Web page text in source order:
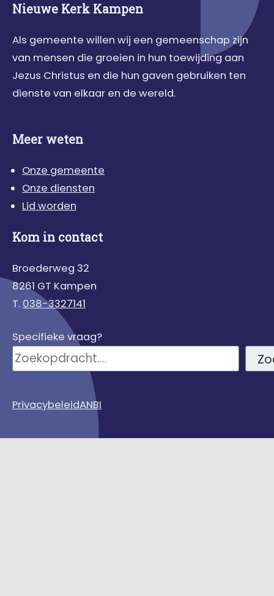
Nieuwe Kerk Kampen
Als gemeente willen wij een gemeenschap zijn
van mensen die groeien in hun toewijding aan
Jezus Christus en die hun gaven gebruiken ten
dienste van elkaar en de wereld.
Meer weten
Onze gemeente
Onze diensten
Lid worden
Kom in contact
Broederweg 32
8261 GT Kampen
T. 038-3327141
Specifieke vraag?
PrivacybeleidANBI